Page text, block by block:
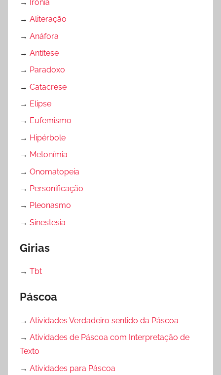
→ Ironia
→ Aliteração
→ Anáfora
→ Antítese
→ Paradoxo
→ Catacrese
→ Elipse
→ Eufemismo
→ Hipérbole
→ Metonímia
→ Onomatopeia
→ Personificação
→ Pleonasmo
→ Sinestesia
Girias
→ Tbt
Páscoa
→ Atividades Verdadeiro sentido da Páscoa
→ Atividades de Páscoa com Interpretação de
Texto
→ Atividades para Páscoa